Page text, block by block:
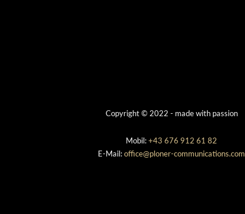
Copyright © 2022 - made with passion
Mobil:+43 676 912 61 82
E-Mail:office@ploner-communications.com